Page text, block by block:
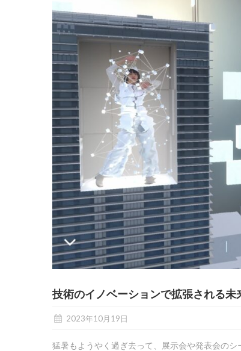
技術のイノベーションで拡張される未
2023年10月19日
猛暑もようやく過ぎ去って、展示会や発表会の